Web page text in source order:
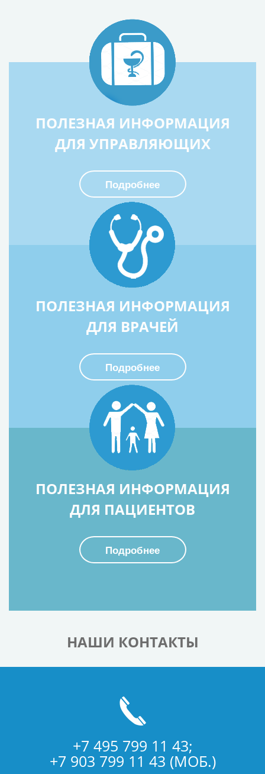
ПОЛЕЗНАЯ ИНФОРМАЦИЯ
ДЛЯ УПРАВЛЯЮЩИХ
Подробнее
ПОЛЕЗНАЯ ИНФОРМАЦИЯ
ДЛЯ ВРАЧЕЙ
Подробнее
ПОЛЕЗНАЯ ИНФОРМАЦИЯ
ДЛЯ ПАЦИЕНТОВ
Подробнее
НАШИ КОНТАКТЫ
+7 495 799 11 43;
+7 903 799 11 43 (МОБ.)